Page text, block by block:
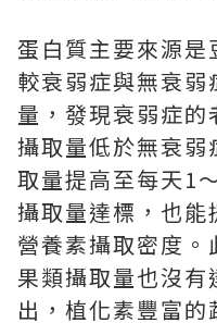
蛋白質主要來源
較衰弱症與無衰
量，發現衰弱症
攝取量低於無衰
取量提高至每天1
攝取量達標，也
營養素攝取密度
果類攝取量也沒
出，植化素豐富